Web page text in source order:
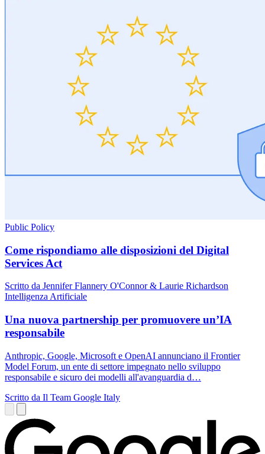
Public Policy
Come rispondiamo alle disposizioni del Digital
Services Act
Scritto da Jennifer Flannery O'Connor & Laurie Richardson
Intelligenza Artificiale
Una nuova partnership per promuovere un’IA
responsabile
Anthropic, Google, Microsoft e OpenAI annunciano il Frontier
Model Forum, un ente di settore impegnato nello sviluppo
responsabile e sicuro dei modelli all'avanguardia d…
Scritto da Il Team Google Italy